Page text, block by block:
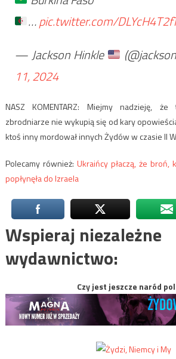
…pic.twitter.com/
— Jackson Hinkle
11, 2024
NASZ KOMENTARZ: Miejmy nadzieję,
zbrodniarze nie wykupią się od kary
ktoś inny mordował innych Żydów w czasie II
Polecamy również: Ukraińcy płaczą, że broń,
popłynęła do Izraela
Wspieraj niezależne
wydawnictwo:
Czy jest jeszcze naród